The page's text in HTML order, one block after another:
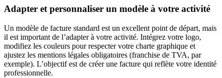
Adapter et personnaliser un modèle à votre activité
Un modèle de facture standard est un excellent point de départ, mais
il est important de l’adapter à votre activité. Intégrez votre logo,
modifiez les couleurs pour respecter votre charte graphique et
ajustez les mentions légales obligatoires (franchise de TVA, par
exemple). L’objectif est de créer une facture qui reflète votre identité
professionnelle.